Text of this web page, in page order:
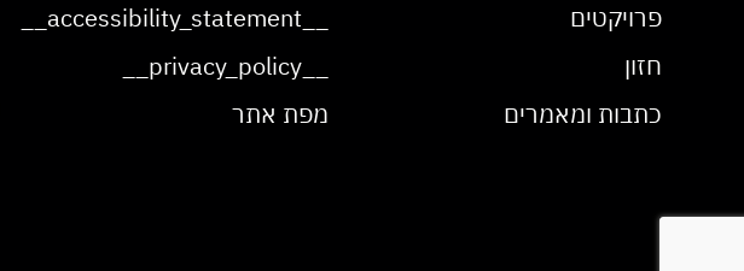
פרויקטים
חזון
כתבות ומאמרים
__accessibility_statement__
__privacy_policy__
מפת אתר